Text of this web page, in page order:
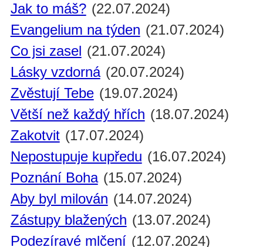
Jak to máš? (22.07.2024)
Evangelium na týden (21.07.2024)
Co jsi zasel (21.07.2024)
Lásky vzdorná (20.07.2024)
Zvěstují Tebe (19.07.2024)
Větší než každý hřích (18.07.2024)
Zakotvit (17.07.2024)
Nepostupuje kupředu (16.07.2024)
Poznání Boha (15.07.2024)
Aby byl milován (14.07.2024)
Zástupy blažených (13.07.2024)
Podezíravé mlčení (12.07.2024)